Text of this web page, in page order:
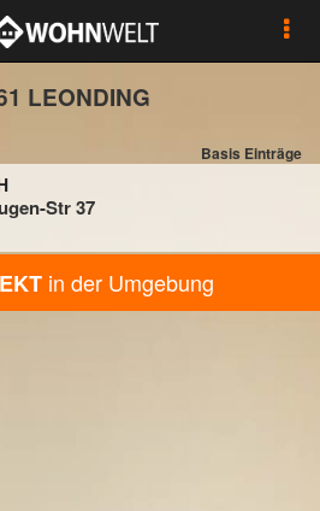
LEONDING
Basis Einträge
Str 37
in der Umgebung